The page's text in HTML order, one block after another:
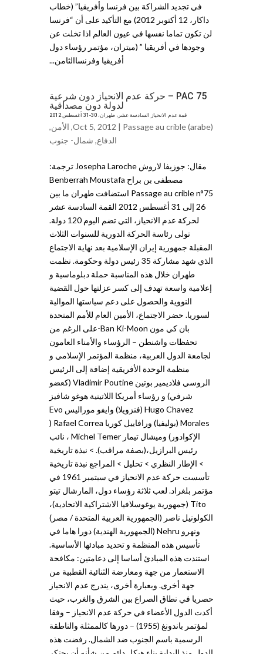
في تجديد الشراكة بين فرنسا وأفريقيا” (خطاب
داكار، 12 أكتوبر 2012) مع التأكيد على أن “فرنسا
لن تكون تماما نفسها في عيون العالم اذا تخلت عن
وجودها في أفريقيا ” (ميتران، مؤتمر رؤساء دول
أفريقيا وفرنساالثامن...
PAC 75 – حركة عدم الانحياز دون شرعية
لدولة دون مصداقية
قمة عدم الانحياز السادسة عشر، طهران، 30-31 أغسطس 2012
Oct 5, 2012 | Passage au crible (arabe)
, الأمن,
الدفاع, شمال- جنوب
مقال: جوزيفا لاروش Josepha Laroche ترجمة:
مصطفى بن براح Benberrah Moustafa
Passage au crible n°75 استضافت طهران ما بين
26 إلى 31 أغسطس 2012 القمة السادسة عشر
لحركة عدم الانحياز، التي تضم اليوم 120 دولة.
تولى رئاسة الحركة الدورية للسنوات الثلاث
المقبلة جمهورية إيران الإسلامية بعد نهاية الاجتماع
الذي شهد مشاركة 35 رئيس دولة وحكومة. نظمت
طهران خلال هذه المناسبة حملة دبلوماسية و
إعلامية واسعة تهدف إلى كسر عزلتها حول القضية
النووية والحصول على دعم سياستها الموالية
لسوريا. حضر الاجتماع، الأمين العام للأمم المتحدة
بان كي مون Ban Ki-Moon-على الرغم من
تحفظات واشنطن – الرؤساء والأمناء العامون
لجامعة الدول العربية، منظمة المؤتمر الإسلامي و
منظمة الوحدة الأفريقية إضافة إلى الرئيس
الروسي فلاديمير بوتين Vladimir Poutine (كعضو
شرفي) و رؤساء أمريكا اللاتينية هوغو شافيز
Hugo Chavez (فنزويلا) وايفو موراليس Evo
Morales (بوليفيا) ورافاييل كوريا Rafael Correa (
الإكوادور) وميشال تيمار Michel Temer ، نائب
رئيس البرازيل،(بصفة مراقب). > نبذة تاريخية
> الإطار النظري > تحليل > المراجع نبذة تاريخية
تأسست حركة عدم الانحياز في سبتمبر 1961 في
مؤتمر بلغراد. لعب ثلاثة رؤساء دول، المارشال تيتو
Tito (جمهورية يوغوسلافيا الاشتراكية الاتحادية)،
الكولونيل ناصر (الجمهورية العربية المتحدة / مصر)
ونهرو Nehru (الجمهورية الهندية) دورا هاما في
تأسيس هذه المنظمة و تحديد مبادئها الأساسية.
استندت هذه المبادئ أساسا إلى دعامتين: مكافحة
الاستعمار من جهة ومعارضة الثنائية القطبية من
جهة أخرى. وبعبارة أخرى، يندرج عدم الانحياز
حصريا في نطاق الصراع بين الشرق والغرب، حيث
أكدت الدول الأعضاء في حركة عدم الانحياز – وفقا
لمؤتمر باندونغ (1955) – دورها كالممثلة والناطقة
الرسمية باسم الجنوب ضد الشمال. رفضت هذه